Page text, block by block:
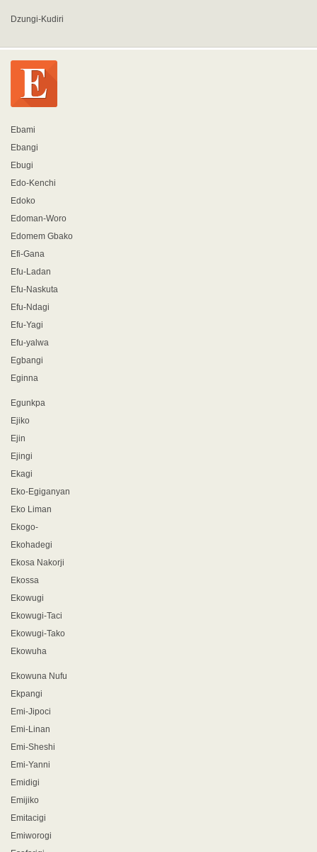
Dzungi-Kudiri
Ebami
Ebangi
Ebugi
Edo-Kenchi
Edoko
Edoman-Woro
Edomem Gbako
Efi-Gana
Efu-Ladan
Efu-Naskuta
Efu-Ndagi
Efu-Yagi
Efu-yalwa
Egbangi
Eginna
Egunkpa
Ejiko
Ejin
Ejingi
Ekagi
Eko-Egiganyan
Eko Liman
Ekogo-
Ekohadegi
Ekosa Nakorji
Ekossa
Ekowugi
Ekowugi-Taci
Ekowugi-Tako
Ekowuha
Ekowuna Nufu
Ekpangi
Emi-Jipoci
Emi-Linan
Emi-Sheshi
Emi-Yanni
Emidigi
Emijiko
Emitacigi
Emiworogi